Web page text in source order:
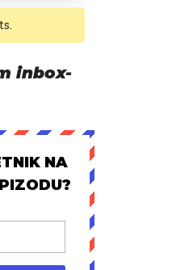
inbox-
NA